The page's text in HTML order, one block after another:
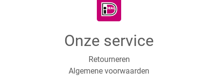
Onze service
Retourneren
Algemene voorwaarden